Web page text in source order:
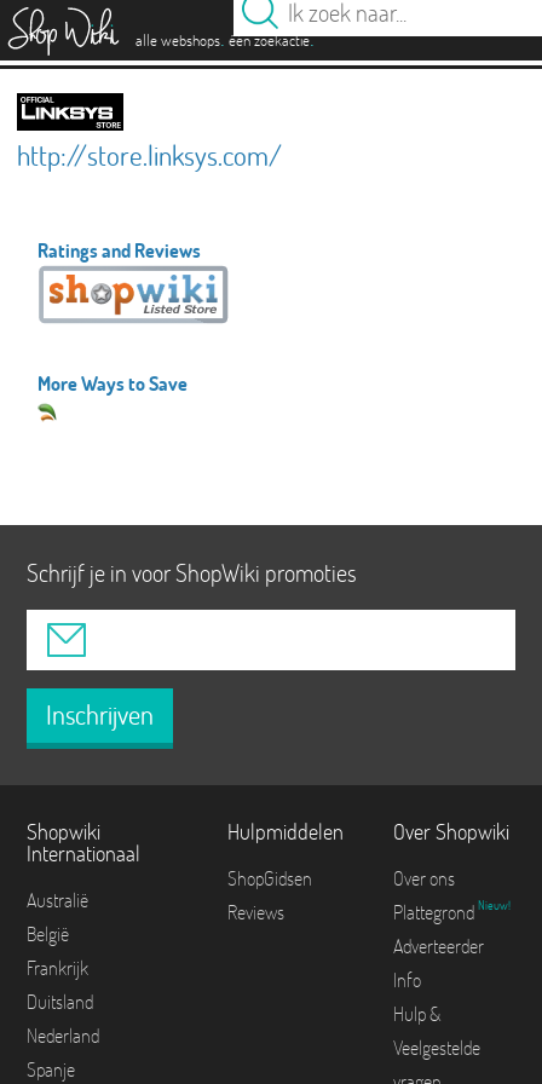
alle webshops. één zoekactie.
http://store.linksys.com/
Ratings and Reviews
More Ways to Save
Schrijf je in voor ShopWiki promoties
Inschrijven
Shopwiki
Internationaal
Australië
België
Frankrijk
Duitsland
Nederland
Spanje
Hulpmiddelen
ShopGidsen
Reviews
Over Shopwiki
Over ons
Plattegrond Nieuw!
Adverteerder
Info
Hulp &
Veelgestelde